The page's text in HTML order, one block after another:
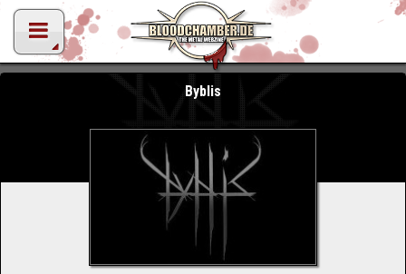
Byblis